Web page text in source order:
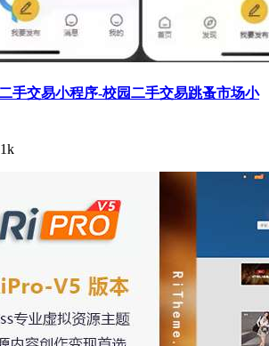
手交易小程序-校园二手交易跳蚤市场小